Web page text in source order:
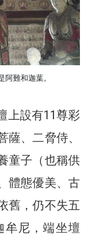
難和迦葉。
上設有11尊彩
、二脅侍、
童子（也稱供
體態優美、古
舊，仍不失五
牟尼，端坐壇